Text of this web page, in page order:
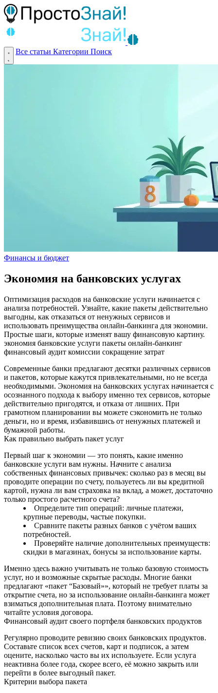
Все статьи Категории Поиск
Финансы и бюджет
Экономия на банковских услугах
Оптимизация расходов на банковские услуги начинается с
анализа потребностей. Узнайте, какие пакеты действительно
выгодны, как отказаться от ненужных сервисов и
использовать преимущества онлайн-банкинга для экономии.
Простые шаги, которые изменят вашу финансовую картину.
экономия банковские услуги пакеты онлайн-банкинг
финансовый аудит комиссии сокращение затрат
Современные банки предлагают десятки различных сервисов
и пакетов, которые кажутся привлекательными, но не всегда
необходимыми. Экономия на банковских услугах начинается с
осознанного подхода к выбору именно тех сервисов, которые
действительно пригодятся, и отказа от лишних. При
грамотном планировании вы можете сэкономить не только
деньги, но и время, избавившись от ненужных платежей и
бумажной работы.
Как правильно выбрать пакет услуг
Первый шаг к экономии — это понять, какие именно
банковские услуги вам нужны. Начните с анализа
собственных финансовых привычек: сколько раз в месяц вы
проводите операции по счету, пользуетесь ли вы кредитной
картой, нужна ли вам страховка на вклад, а может, достаточно
только простого расчетного счета?
Определите тип операций: личные платежи,
крупные переводы, частые покупки.
Сравните пакеты разных банков с учётом ваших
потребностей.
Проверяйте наличие дополнительных преимуществ:
скидки в магазинах, бонусы за использование карты.
Именно здесь важно учитывать не только базовую стоимость
услуг, но и возможные скрытые расходы. Многие банки
предлагают «пакет “Базовый»», который не требует платы за
открытие счета, но за использование онлайн-банкинга может
взиматься дополнительная плата. Поэтому внимательно
читайте условия договора.
Финансовый аудит своего портфеля банковских продуктов
Регулярно проводите ревизию своих банковских продуктов.
Составьте список всех счетов, карт и подписок, а затем
оцените, насколько часто вы их используете. Если услуга
неактивна более года, скорее всего, её можно закрыть или
перейти в более выгодный пакет.
Критерии выбора пакета